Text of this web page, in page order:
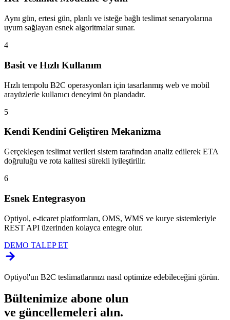
Aynı gün, ertesi gün, planlı ve isteğe bağlı teslimat senaryolarına
uyum sağlayan esnek algoritmalar sunar.
4
Basit ve Hızlı Kullanım
Hızlı tempolu B2C operasyonları için tasarlanmış web ve mobil
arayüzlerle kullanıcı deneyimi ön plandadır.
5
Kendi Kendini Geliştiren Mekanizma
Gerçekleşen teslimat verileri sistem tarafından analiz edilerek ETA
doğruluğu ve rota kalitesi sürekli iyileştirilir.
6
Esnek Entegrasyon
Optiyol, e-ticaret platformları, OMS, WMS ve kurye sistemleriyle
REST API üzerinden kolayca entegre olur.
DEMO TALEP ET
Optiyol'un B2C teslimatlarınızı nasıl optimize edebileceğini görün.
Bültenimize abone olun
ve güncellemeleri alın.